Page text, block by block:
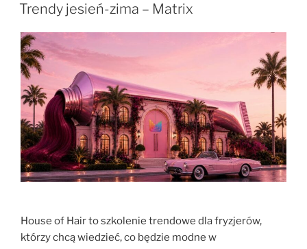
Trendy jesień-zima – Matrix
House of Hair to szkolenie trendowe dla fryzjerów,
którzy chcą wiedzieć, co będzie modne w